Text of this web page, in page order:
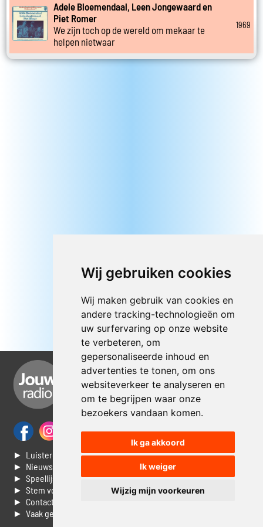
Wij gebruiken cookies
Wij maken gebruik van cookies en
andere tracking-technologieën om
uw surfervaring op onze website
te verbeteren, om
gepersonaliseerde inhoud en
advertenties te tonen, om ons
websiteverkeer te analyseren en
om te begrijpen waar onze
bezoekers vandaan komen.
Ik ga akkoord
Ik weiger
Wijzig mijn voorkeuren
Adele Bloemendaal, Leen Jongewaard en
Piet Romer
We zijn toch op de wereld om mekaar te
helpen nietwaar
1969
► Luisteren naar Jouwradio
► Nieuws
► Speellijst
► Stem voor de Dag top 3
► Contacteer ons
► Vaak gestelde vragen